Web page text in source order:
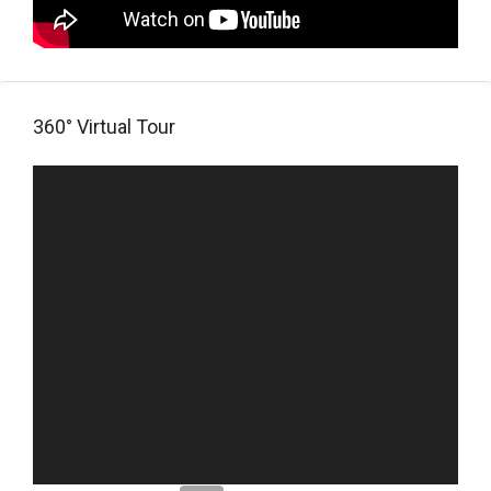
360° Virtual Tour